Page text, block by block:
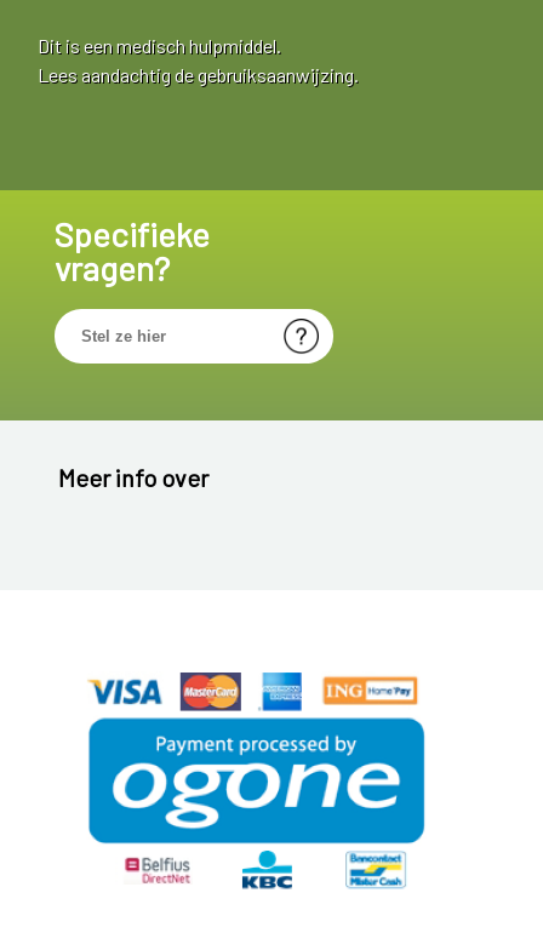
Dit is een medisch hulpmiddel.
Lees aandachtig de gebruiksaanwijzing.
Specifieke
vragen?
Meer info over